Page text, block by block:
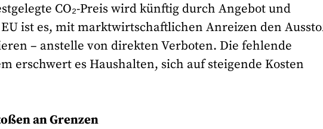
CO₂-Preis wird künftig durch Angebot und
ist es, mit marktwirtschaftlichen Anreizen den
– anstelle von direkten Verboten. Die fehlende
erschwert es Haushalten, sich auf steigende Kosten
an Grenzen